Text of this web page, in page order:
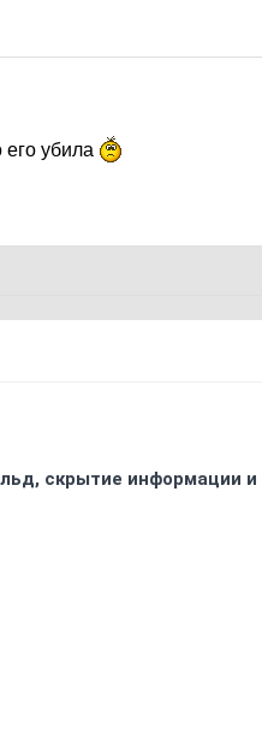
его убила
скрытиe информации